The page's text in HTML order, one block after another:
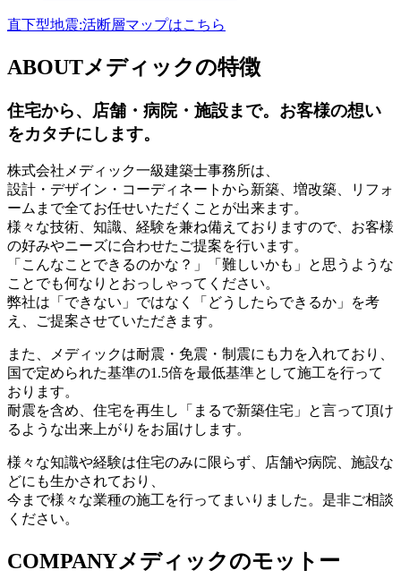
直下型地震:活断層マップはこちら
ABOUTメディックの特徴
住宅から、店舗・病院・施設まで。お客様の想い
をカタチにします。
株式会社メディック一級建築士事務所は、
設計・デザイン・コーディネートから新築、増改築、リフォ
ームまで全てお任せいただくことが出来ます。
様々な技術、知識、経験を兼ね備えておりますので、お客様
の好みやニーズに合わせたご提案を行います。
「こんなことできるのかな？」「難しいかも」と思うような
ことでも何なりとおっしゃってください。
弊社は「できない」ではなく「どうしたらできるか」を考
え、ご提案させていただきます。
また、メディックは耐震・免震・制震にも力を入れており、
国で定められた基準の1.5倍を最低基準として施工を行って
おります。
耐震を含め、住宅を再生し「まるで新築住宅」と言って頂け
るような出来上がりをお届けします。
様々な知識や経験は住宅のみに限らず、店舗や病院、施設な
どにも生かされており、
今まで様々な業種の施工を行ってまいりました。是非ご相談
ください。
COMPANYメディックのモットー